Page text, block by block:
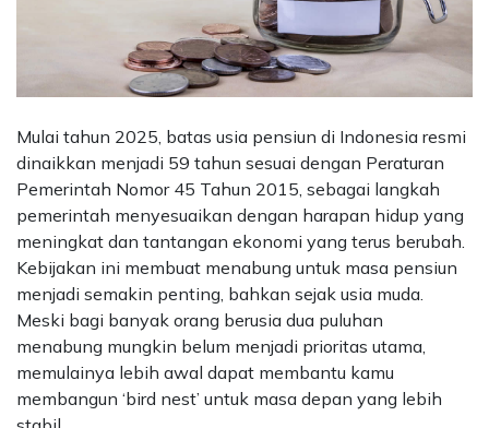
Mulai tahun 2025, batas usia pensiun di Indonesia resmi
dinaikkan menjadi 59 tahun sesuai dengan Peraturan
Pemerintah Nomor 45 Tahun 2015, sebagai langkah
pemerintah menyesuaikan dengan harapan hidup yang
meningkat dan tantangan ekonomi yang terus berubah.
Kebijakan ini membuat menabung untuk masa pensiun
menjadi semakin penting, bahkan sejak usia muda.
Meski bagi banyak orang berusia dua puluhan
menabung mungkin belum menjadi prioritas utama,
memulainya lebih awal dapat membantu kamu
membangun ‘bird nest’ untuk masa depan yang lebih